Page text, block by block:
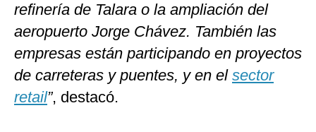
refinería de Talara o la ampliación del
aeropuerto Jorge Chávez. También las
empresas están participando en proyectos
de carreteras y puentes, y en el sector
retail”, destacó.